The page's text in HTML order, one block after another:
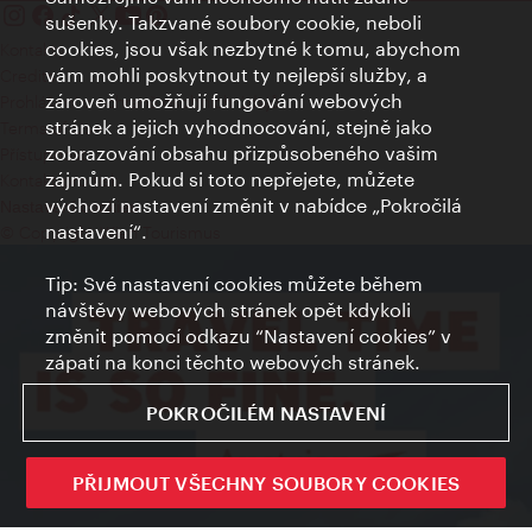
Kontakty
Credits
Prohlášení o ochraně osobních údajů
Terms of Use
Přístupnost
Kontakt pro tisk
Nastavení cookies
© Copyright Wien Tourismus
sušenky. Takzvané soubory cookie, neboli
cookies, jsou však nezbytné k tomu, abychom
vám mohli poskytnout ty nejlepší služby, a
zároveň umožňují fungování webových
stránek a jejich vyhodnocování, stejně jako
zobrazování obsahu přizpůsobeného vašim
zájmům. Pokud si toto nepřejete, můžete
výchozí nastavení změnit v nabídce „Pokročilá
nastavení“.
Tip: Své nastavení cookies můžete během
návštěvy webových stránek opět kdykoli
změnit pomocí odkazu “Nastavení cookies” v
zápatí na konci těchto webových stránek.
POKROČILÉM NASTAVENÍ
PŘIJMOUT VŠECHNY SOUBORY COOKIES